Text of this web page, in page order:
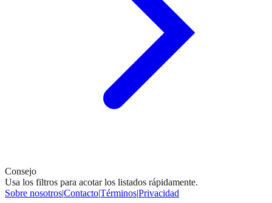
Consejo
Usa los filtros para acotar los listados rápidamente.
Sobre nosotros|Contacto|Términos|Privacidad